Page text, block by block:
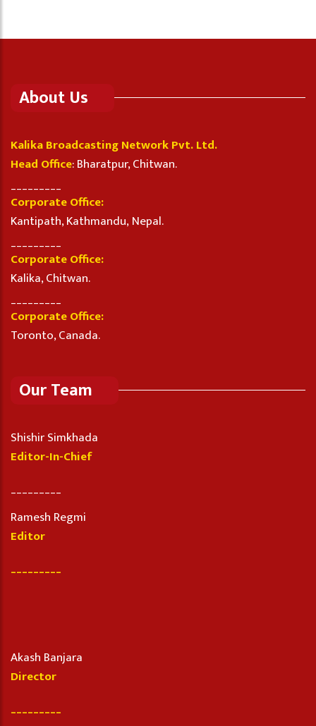
About Us
Kalika Broadcasting Network Pvt. Ltd.
Head Office: Bharatpur, Chitwan.
Corporate Office:
Kantipath, Kathmandu, Nepal.
Corporate Office:
Kalika, Chitwan.
Corporate Office:
Toronto, Canada.
Our Team
Shishir Simkhada
Editor-In-Chief
Ramesh Regmi
Editor
Akash Banjara
Director